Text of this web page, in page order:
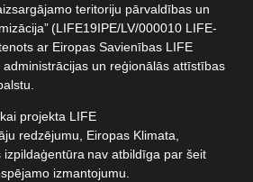
teritoriju pārvaldības un
(LIFE19IPE/LV/000010 LIFE-
ar Eiropas Savienības LIFE
un reģionālās attīstības
projekta LIFE
redzējumu, Eiropas Klimata,
nav atbildīga par šeit
izmantojumu.​